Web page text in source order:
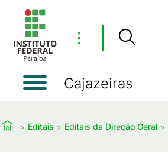
⋮
Cajazeiras
Editais Editais da Direção Geral